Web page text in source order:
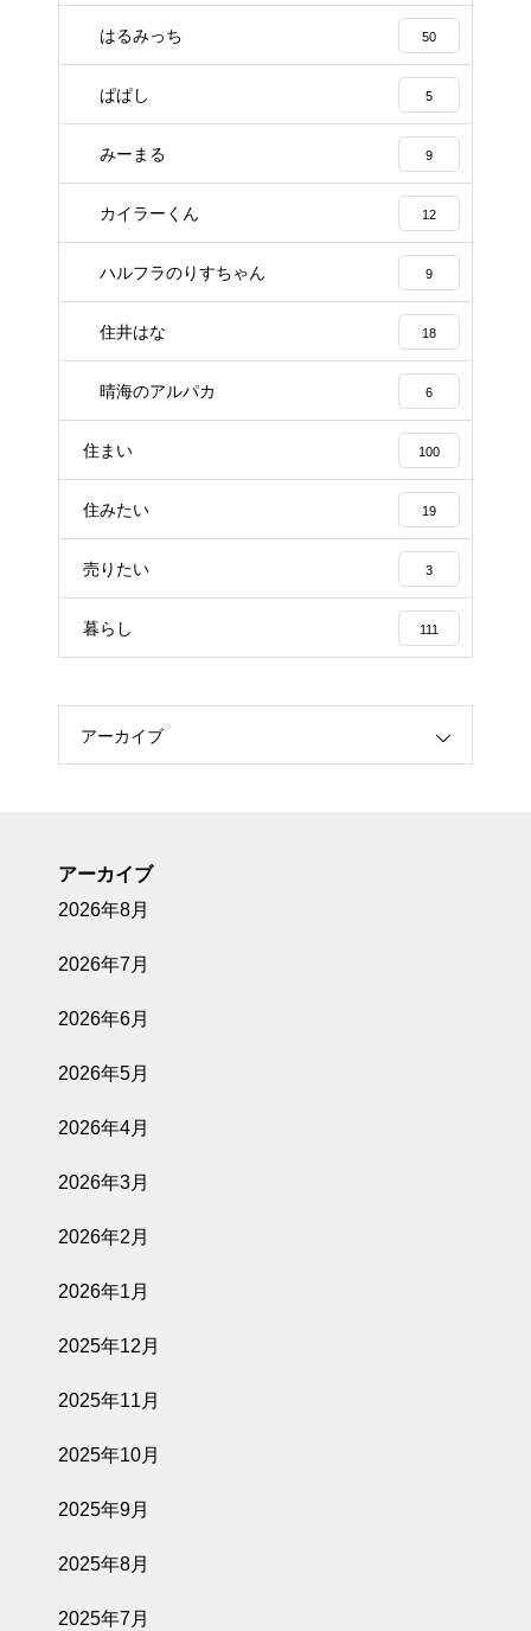
はるみっち 50
ぱぱし 5
みーまる 9
カイラーくん 12
ハルフラのりすちゃん 9
住井はな 18
晴海のアルパカ 6
住まい 100
住みたい 19
売りたい 3
暮らし 111
アーカイブ
アーカイブ
2026年8月
2026年7月
2026年6月
2026年5月
2026年4月
2026年3月
2026年2月
2026年1月
2025年12月
2025年11月
2025年10月
2025年9月
2025年8月
2025年7月